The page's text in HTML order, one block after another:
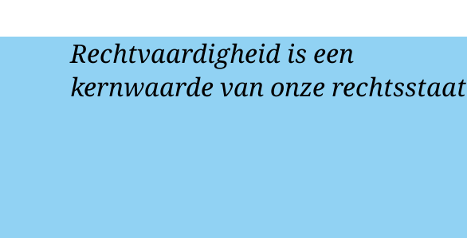
Rechtvaardigheid is een
kernwaarde van onze rechtsstaat